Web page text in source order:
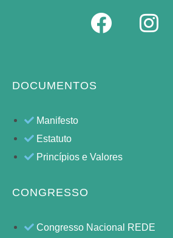
DOCUMENTOS
Manifesto
Estatuto
Princípios e Valores
CONGRESSO
Congresso Nacional REDE